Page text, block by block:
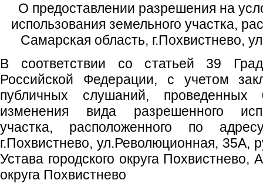
О предоставлении разрешения на
использования земельного участка,
Самарская область, г.Похвистнево,
В соответствии со статьей 39
Российской Федерации, с учетом
публичных слушаний, проведенных
изменения вида разрешенного
участка, расположенного по
г.Похвистнево, ул.Революционная, 35А,
Устава городского округа Похвистнево,
округа Похвистнево